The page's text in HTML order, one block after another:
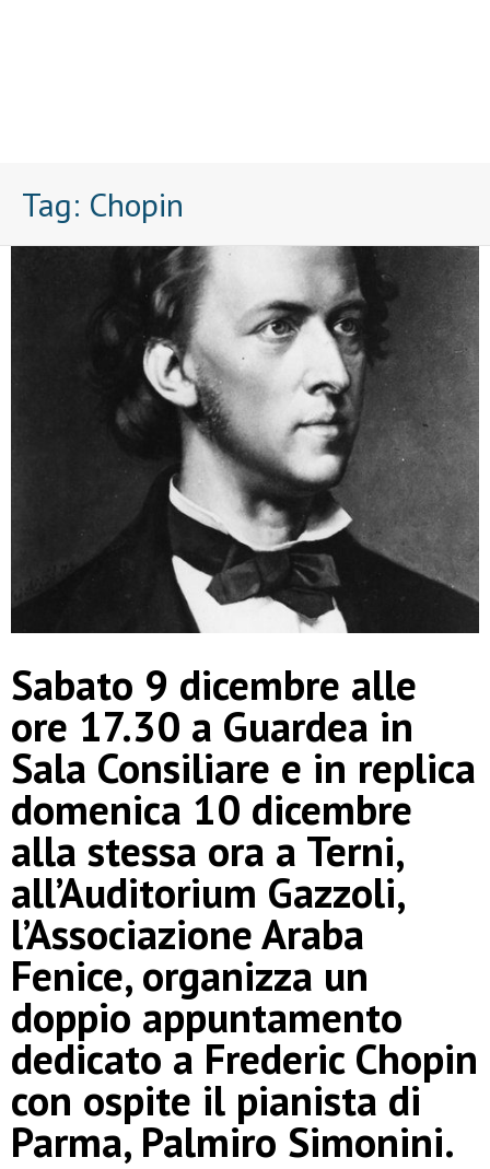
Tag: Chopin
Sabato 9 dicembre alle
ore 17.30 a Guardea in
Sala Consiliare e in replica
domenica 10 dicembre
alla stessa ora a Terni,
all’Auditorium Gazzoli,
l’Associazione Araba
Fenice, organizza un
doppio appuntamento
dedicato a Frederic Chopin
con ospite il pianista di
Parma, Palmiro Simonini.